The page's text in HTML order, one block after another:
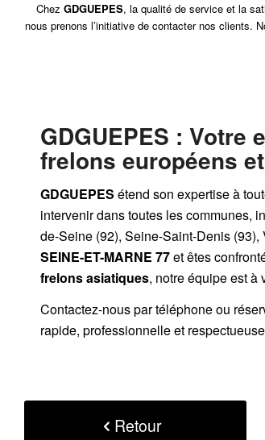
Chez GDGUEPES, la qualité de service et la
nous prenons l’initiative de contacter nos clients.
GDGUEPES : Votre
frelons européens
GDGUEPES étend son expertise à
intervenir dans toutes les communes,
de-Seine (92), Seine-Saint-Denis (93),
SEINE-ET-MARNE 77et êtes
frelons asiatiques, notre équipe est à
Contactez-nous partéléphoneou
rapide, professionnelle et
Retour